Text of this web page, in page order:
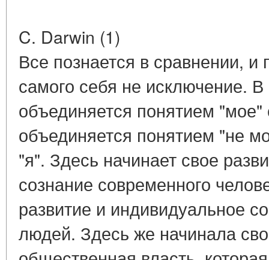
C. Darwin
Все познается в сравнении, и
самого себя не исключение. В
объединяется понятием
объединяется понятием "не
"я". Здесь начинает свое
сознание современного
развитие и индивидуальное
людей. Здесь же начинала